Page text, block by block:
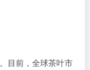
目前，全球茶叶市